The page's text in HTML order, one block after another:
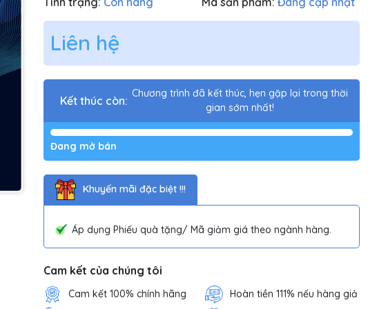
Liên hệ
Kết thúc còn:
Chương trình đã kết thúc, hẹn gặp lại trong thời
gian sớm nhất!
Đang mở bán
Khuyến mãi đặc biệt !!!
Áp dụng Phiếu quà tặng/ Mã giảm giá theo ngành hàng.
Cam kết của chúng tôi
Cam kết 100% chính hãng Hoàn tiền 111% nếu hàng giả